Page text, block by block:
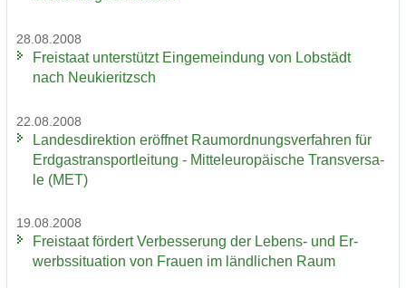
28.08.2008
Frei­staat un­ter­stützt Ein­ge­mein­dung von Lob­städt
nach Neu­kie­ritzsch
22.08.2008
Lan­des­di­rek­ti­on er­öff­net Raum­ord­nungs­ver­fah­ren für
Erd­gas­trans­port­lei­tung - Mit­tel­eu­ro­päi­sche Trans­ver­sa­
le (MET)
19.08.2008
Frei­staat för­dert Ver­bes­se­rung der Lebens-​ und Er­
werbs­si­tua­ti­on von Frau­en im länd­li­chen Raum